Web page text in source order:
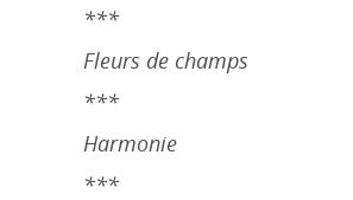
***
Fleurs de champs
***
Harmonie
***